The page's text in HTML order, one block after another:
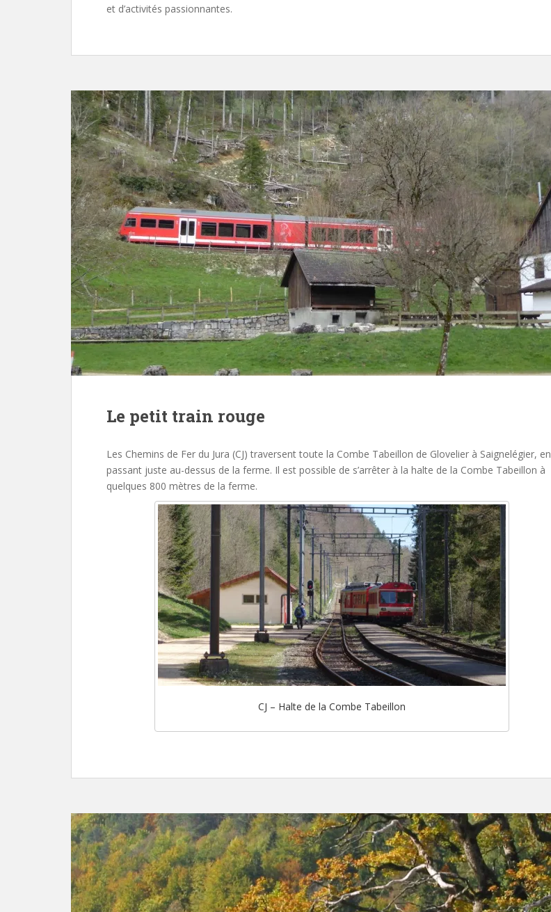
et d’activités passionnantes.
Le petit train rouge
Les Chemins de Fer du Jura (CJ) traversent toute la Combe Tabeillon de Glovelier à Saignelégier, en
passant juste au-dessus de la ferme. Il est possible de s’arrêter à la halte de la Combe Tabeillon à
quelques 800 mètres de la ferme.
CJ – Halte de la Combe Tabeillon